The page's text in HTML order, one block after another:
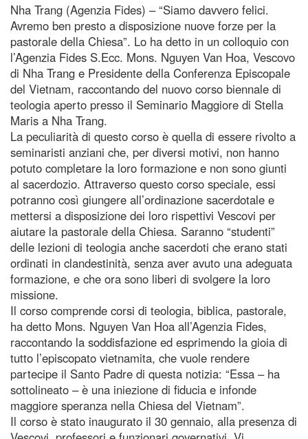
Nha Trang (Agenzia Fides) – “Siamo davvero felici.
Avremo ben presto a disposizione nuove forze per la
pastorale della Chiesa”. Lo ha detto in un colloquio con
l’Agenzia Fides S.Ecc. Mons. Nguyen Van Hoa, Vescovo
di Nha Trang e Presidente della Conferenza Episcopale
del Vietnam, raccontando del nuovo corso biennale di
teologia aperto presso il Seminario Maggiore di Stella
Maris a Nha Trang.
La peculiarità di questo corso è quella di essere rivolto a
seminaristi anziani che, per diversi motivi, non hanno
potuto completare la loro formazione e non sono giunti
al sacerdozio. Attraverso questo corso speciale, essi
potranno così giungere all’ordinazione sacerdotale e
mettersi a disposizione dei loro rispettivi Vescovi per
aiutare la pastorale della Chiesa. Saranno “studenti”
delle lezioni di teologia anche sacerdoti che erano stati
ordinati in clandestinità, senza aver avuto una adeguata
formazione, e che ora sono liberi di svolgere la loro
missione.
Il corso comprende corsi di teologia, biblica, pastorale,
ha detto Mons. Nguyen Van Hoa all’Agenzia Fides,
raccontando la soddisfazione ed esprimendo la gioia di
tutto l’episcopato vietnamita, che vuole rendere
partecipe il Santo Padre di questa notizia: “Essa – ha
sottolineato – è una iniezione di fiducia e infonde
maggiore speranza nella Chiesa del Vietnam”.
Il corso è stato inaugurato il 30 gennaio, alla presenza di